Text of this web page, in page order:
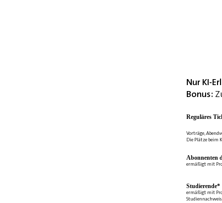
Nur KI-
Bonus:
Reguläres
Vorträge,
Die Plätze beim
Abonnenten
ermäßigt mit
Studierende*
ermäßigt mit